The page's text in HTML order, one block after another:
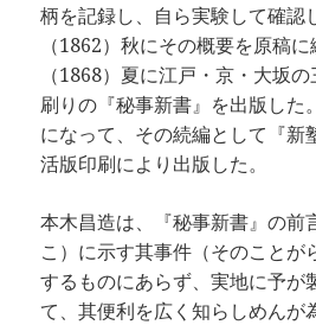
柄を記録し、自ら実験して確認
（1862）秋にその概要を原稿
（1868）夏に江戸・京・大坂
刷りの『秘事新書』を出版した
になって、その続編として『新
活版印刷により出版した。
本木昌造は、『秘事新書』の前
こ）に示す其事件（そのことが
するものにあらず、実地に予が
て、其便利を広く知らしめんが